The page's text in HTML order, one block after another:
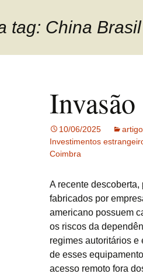
tag: China Brasil
10/06/2025
Investimentos
Coimbra
A recente
fabricados por
americano possuem
os riscos da
regimes autoritários
de esses
acesso remoto fora